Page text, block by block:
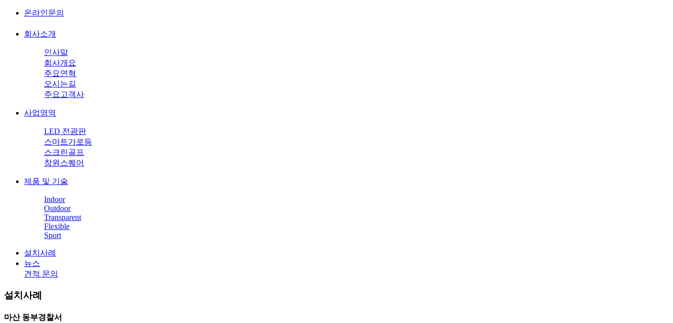
온라인문의
회사소개
인사말
회사개요
주요연혁
오시는길
주요고객사
사업영역
LED 전광판
스마트가로등
스크린골프
창원스퀘어
제품 및 기술
Indoor
Outdoor
Transparent
Flexible
Sport
설치사례
뉴스
견적 문의
설치사례
마산 동부경찰서